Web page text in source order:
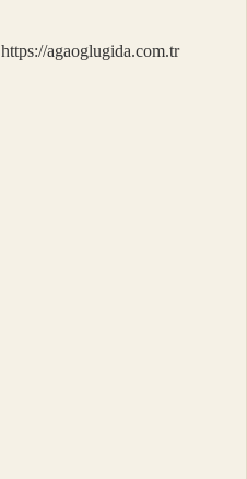
https://agaoglugida.com.tr